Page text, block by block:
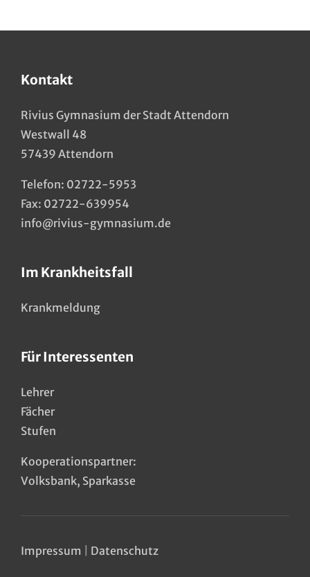
Kontakt
Rivius Gymnasium der Stadt Attendorn
Westwall 48
57439 Attendorn
Telefon: 02722-5953
Fax: 02722-639954
info@rivius-gymnasium.de
Im Krankheitsfall
Krankmeldung
Für Interessenten
Lehrer
Fächer
Stufen
Kooperationspartner:
Volksbank, Sparkasse
Impressum Datenschutz